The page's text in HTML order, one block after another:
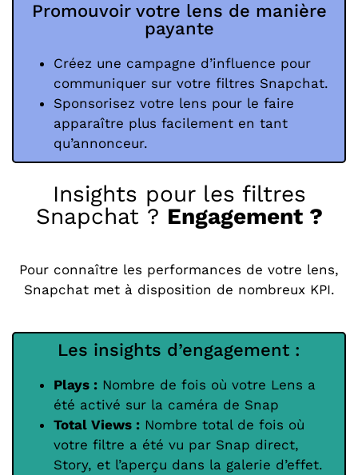
Promouvoir votre lens de manière
payante
Créez une campagne d’influence pour
communiquer sur votre filtres Snapchat.
Sponsorisez votre lens pour le faire
apparaître plus facilement en tant
qu’annonceur.
Insights pour les filtres
Snapchat ? Engagement ?
Pour connaître les performances de votre lens,
Snapchat met à disposition de nombreux KPI.
Les insights d’engagement :
Plays : Nombre de fois où votre Lens a
été activé sur la caméra de Snap
Total Views : Nombre total de fois où
votre filtre a été vu par Snap direct,
Story, et l’aperçu dans la galerie d’effet.